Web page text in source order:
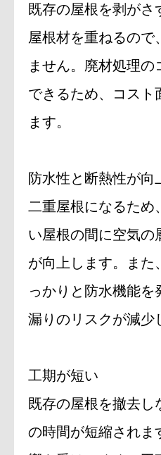
既存の屋根を剥がさ
屋根材を重ねるので
ません。廃材処理
できるため、コスト
ます。
防水性と断熱性が向
二重屋根になるため
い屋根の間に空気の
が向上します。また
っかりと防水機能
漏りのリスクが減少
工期が短い
既存の屋根を撤去し
の時間が短縮されま